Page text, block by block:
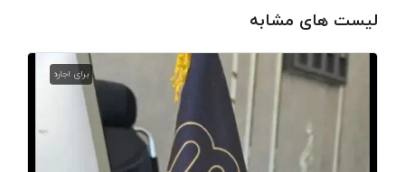
لیست های مشابه
برای اجاره